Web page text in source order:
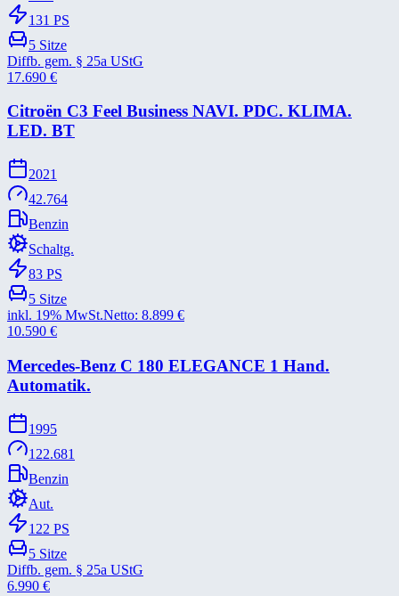
131 PS
5 Sitze
Diffb. gem. § 25a UStG
17.690 €
Citroën C3 Feel Business NAVI. PDC. KLIMA.
LED. BT
2021
42.764
Benzin
Schaltg.
83 PS
5 Sitze
inkl. 19% MwSt.Netto: 8.899 €
10.590 €
Mercedes-​Benz C 180 ELEGANCE 1 Hand.
Automatik.
1995
122.681
Benzin
Aut.
122 PS
5 Sitze
Diffb. gem. § 25a UStG
6.990 €